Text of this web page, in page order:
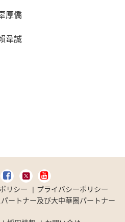
厚僑
韋誠
リシー
プライバシーポリシー
ートナー及び大中華圏パートナー